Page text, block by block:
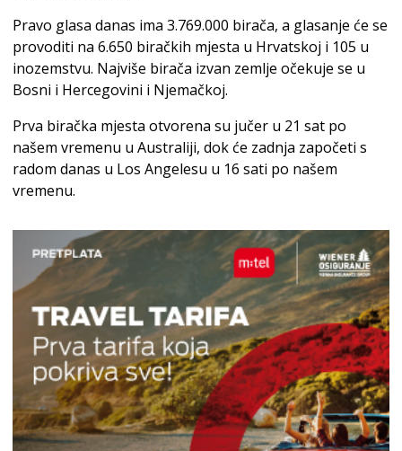
Pravo glasa danas ima 3.769.000 birača, a glasanje će se
provoditi na 6.650 biračkih mjesta u Hrvatskoj i 105 u
inozemstvu. Najviše birača izvan zemlje očekuje se u
Bosni i Hercegovini i Njemačkoj.
Prva biračka mjesta otvorena su jučer u 21 sat po
našem vremenu u Australiji, dok će zadnja započeti s
radom danas u Los Angelesu u 16 sati po našem
vremenu.